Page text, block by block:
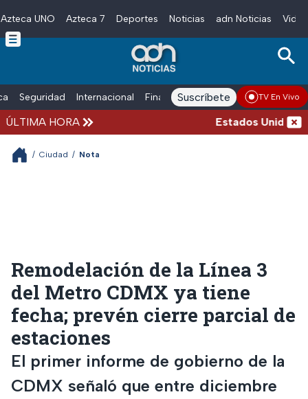
Skip to main content
Azteca UNO Azteca 7 Deportes Noticias adn Noticias
Seguridad Internacional Finanzas adn Noticias Radio
Suscríbete TV En Vivo
ÚLTIMA HORA Estados Unidos
/ Ciudad / Nota
Remodelación de la Línea 3
del Metro CDMX ya tiene
fecha; prevén cierre parcial de
estaciones
El primer informe de gobierno de la
CDMX señaló que entre diciembre